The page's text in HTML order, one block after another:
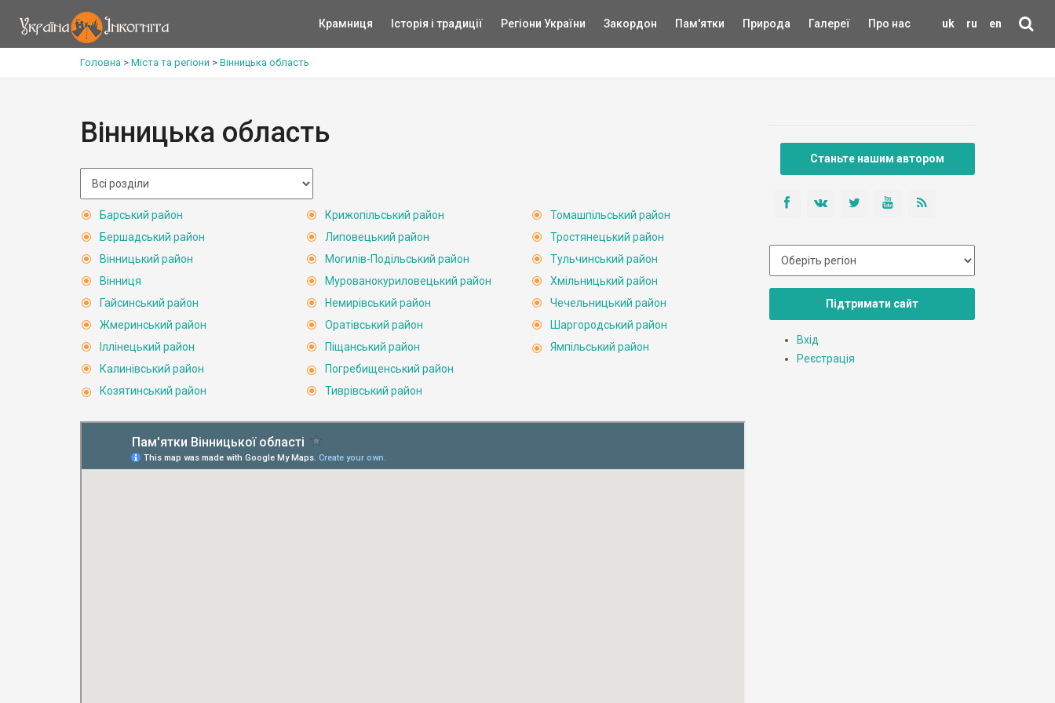
uk ru en
Крамниця Історія і традиції Регіони України Закордон Пам'ятки Природа Галереї Про нас
Головна > Міста та регіони > Вінницька область
Вінницька область
Барський район
Бершадський район
Вінницький район
Вінниця
Гайсинський район
Жмеринський район
Іллінецький район
Калинівський район
Козятинський район
Крижопільський район
Липовецький район
Могилів-Подільський район
Мурованокуриловецький район
Немирівський район
Оратівський район
Піщанський район
Погребищенський район
Тиврівський район
Томашпільський район
Тростянецький район
Тульчинський район
Хмільницький район
Чечельницький район
Шаргородський район
Ямпільський район
Станьте нашим автором
Підтримати сайт
Вхід
Реєстрація